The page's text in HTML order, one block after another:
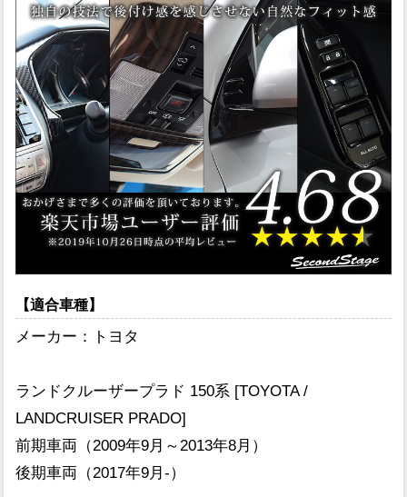
【適合車種】
メーカー：トヨタ
ランドクルーザープラド 150系 [TOYOTA /
LANDCRUISER PRADO]
前期車両（2009年9月～2013年8月）
後期車両（2017年9月-）